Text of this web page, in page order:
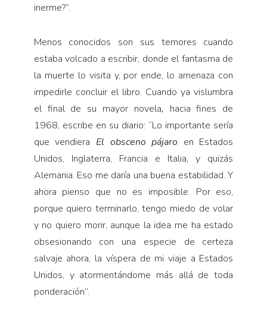
inerme?”.
Menos conocidos son sus temores cuando
estaba volcado a escribir, donde el fantasma de
la muerte lo visita y, por ende, lo amenaza con
impedirle concluir el libro. Cuando ya vislumbra
el final de su mayor novela, hacia fines de
1968, escribe en su diario: “Lo importante sería
que vendiera El obsceno pá­jaro en Estados
Unidos, Inglaterra, Francia e Italia, y quizás
Alema­nia. Eso me daría una buena estabilidad. Y
ahora pienso que no es imposible. Por eso,
porque quiero termi­narlo, tengo miedo de volar
y no quiero mo­rir, aunque la idea me ha estado
obsesionan­do con una especie de certeza
salvaje ahora, la víspera de mi viaje a Estados
Unidos, y atormentándome más allá de toda
ponderación”.